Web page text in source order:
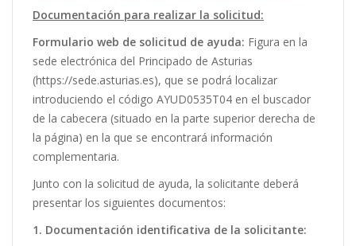
Documentación para realizar la solicitud:
Formulario web de solicitud de ayuda: Figura en la
sede electrónica del Principado de Asturias
(https://sede.asturias.es), que se podrá localizar
introduciendo el código AYUD0535T04 en el buscador
de la cabecera (situado en la parte superior derecha de
la página) en la que se encontrará información
complementaria.
Junto con la solicitud de ayuda, la solicitante deberá
presentar los siguientes documentos:
1. Documentación identificativa de la solicitante: